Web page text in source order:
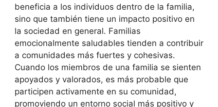
beneficia a los individuos dentro de la familia,
sino que también tiene un impacto positivo en
la sociedad en general. Familias
emocionalmente saludables tienden a contribuir
a comunidades más fuertes y cohesivas.
Cuando los miembros de una familia se sienten
apoyados y valorados, es más probable que
participen activamente en su comunidad,
promoviendo un entorno social más positivo y